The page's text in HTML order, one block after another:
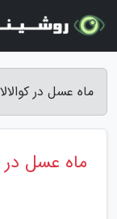
ماه عسل در
ماه عسل در